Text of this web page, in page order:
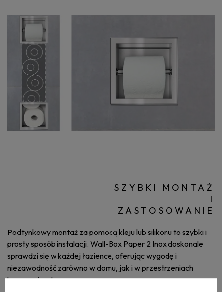
SZYBKI MONTAŻ
I
ZASTOSOWANIE
Podtynkowy montaż za pomocą kleju lub silikonu to szybki i
prosty sposób instalacji. Wall-Box Paper 2 Inox doskonale
sprawdzi się w każdej łazience, oferując wygodę i
niezawodność zarówno w domu, jak i w przestrzeniach
komercyjnych.